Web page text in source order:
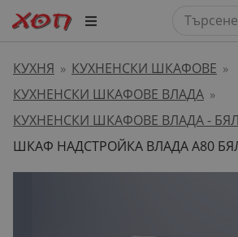
КУХНЯ » КУХНЕНСКИ ШКАФОВЕ »
КУХНЕНСКИ ШКАФОВЕ ВЛАДА »
КУХНЕНСКИ ШКАФОВЕ ВЛАДА -
ШКАФ НАДСТРОЙКА ВЛАДА А80